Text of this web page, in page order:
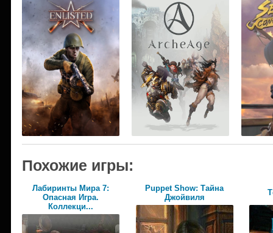
Похожие игры:
Лабиринты Мира 7:
Опасная Игра.
Коллекци...
Puppet Show: Тайна
Джойвиля